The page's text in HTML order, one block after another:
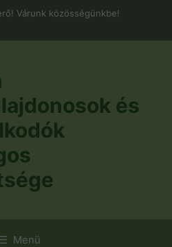
Várunk közösségünkbe!
és
Menü